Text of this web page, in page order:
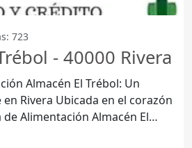
723
- 40000 Rivera
Almacén El Trébol: Un
en el corazón
de Alimentación Almacén El